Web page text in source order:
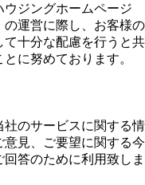
ジングホームページ
の運営に際し、お客様の
十分な配慮を行うと共
に努めております。
のサービスに関する情
見、ご要望に関する今
答のために利用致しま